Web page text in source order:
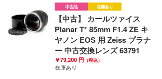
中古品 在庫あり
【中古】 カールツァイス
Planar T* 85mm F1.4 ZE キ
ヤノン EOS 用 Zeiss プラナ
ー 中古交換レンズ 63791
￥79,200 円 （税込）
在庫あり